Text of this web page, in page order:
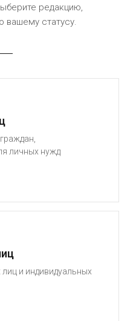
редакцию,
вашему статусу.
личных нужд
и индивидуальных